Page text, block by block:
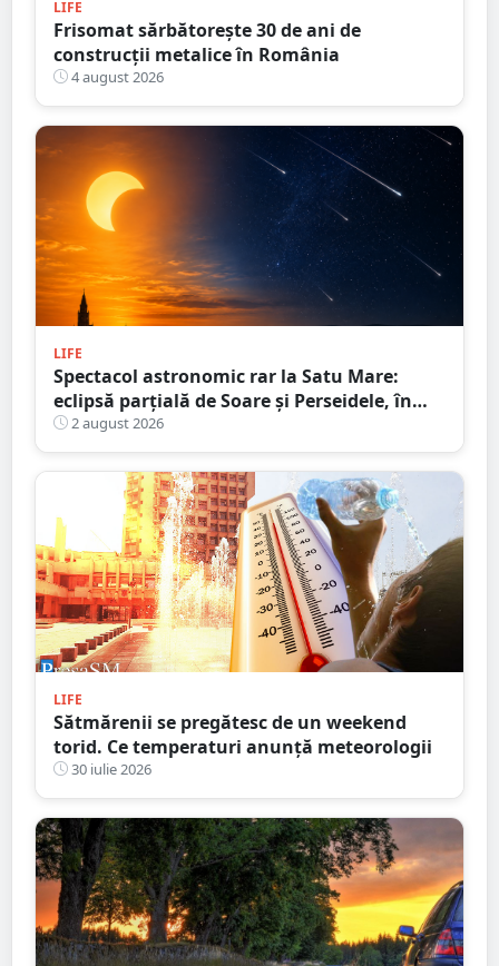
LIFE
Frisomat sărbătorește 30 de ani de
construcții metalice în România
4 august 2026
LIFE
Spectacol astronomic rar la Satu Mare:
eclipsă parțială de Soare și Perseidele, în
aceeași zi
2 august 2026
LIFE
Sătmărenii se pregătesc de un weekend
torid. Ce temperaturi anunță meteorologii
30 iulie 2026